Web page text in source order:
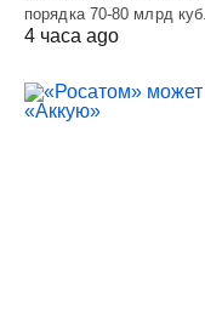
порядка 70-80 млрд
4 часа ago